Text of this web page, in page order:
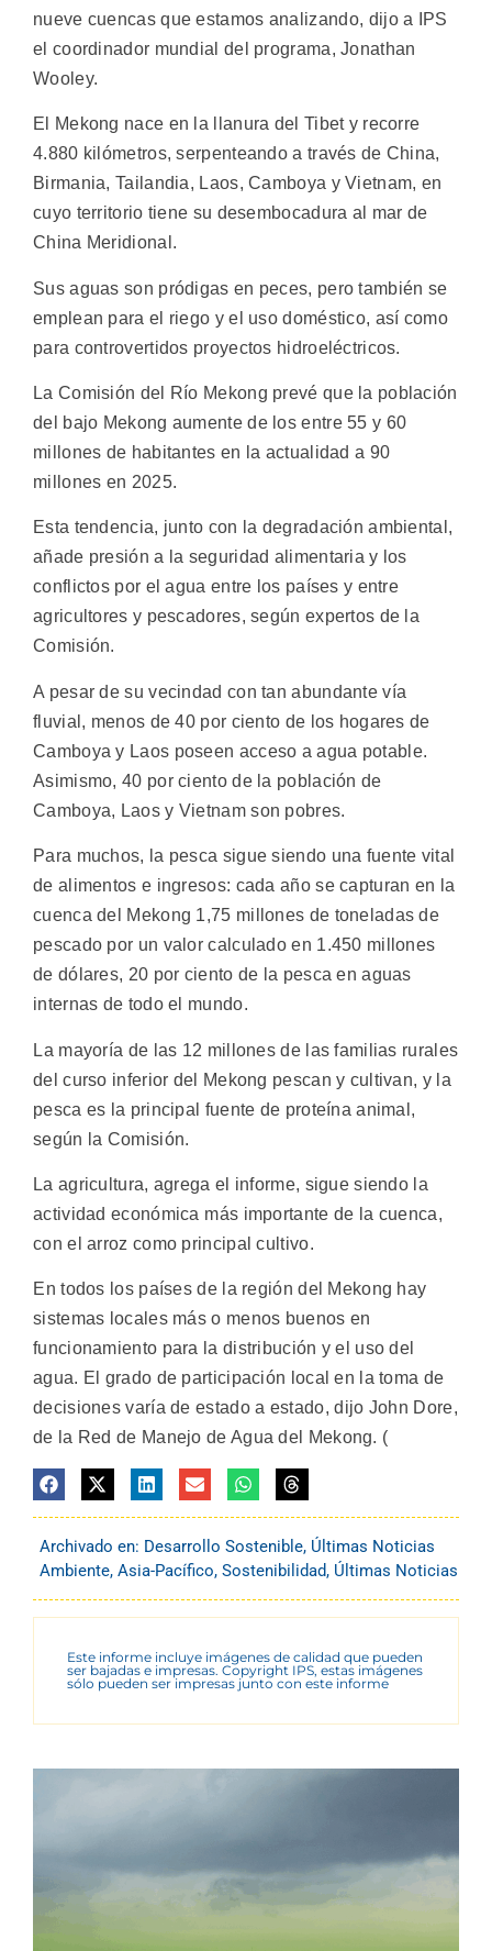
nueve cuencas que estamos analizando, dijo a IPS
el coordinador mundial del programa, Jonathan
Wooley.
El Mekong nace en la llanura del Tibet y recorre
4.880 kilómetros, serpenteando a través de China,
Birmania, Tailandia, Laos, Camboya y Vietnam, en
cuyo territorio tiene su desembocadura al mar de
China Meridional.
Sus aguas son pródigas en peces, pero también se
emplean para el riego y el uso doméstico, así como
para controvertidos proyectos hidroeléctricos.
La Comisión del Río Mekong prevé que la población
del bajo Mekong aumente de los entre 55 y 60
millones de habitantes en la actualidad a 90
millones en 2025.
Esta tendencia, junto con la degradación ambiental,
añade presión a la seguridad alimentaria y los
conflictos por el agua entre los países y entre
agricultores y pescadores, según expertos de la
Comisión.
A pesar de su vecindad con tan abundante vía
fluvial, menos de 40 por ciento de los hogares de
Camboya y Laos poseen acceso a agua potable.
Asimismo, 40 por ciento de la población de
Camboya, Laos y Vietnam son pobres.
Para muchos, la pesca sigue siendo una fuente vital
de alimentos e ingresos: cada año se capturan en la
cuenca del Mekong 1,75 millones de toneladas de
pescado por un valor calculado en 1.450 millones
de dólares, 20 por ciento de la pesca en aguas
internas de todo el mundo.
La mayoría de las 12 millones de las familias rurales
del curso inferior del Mekong pescan y cultivan, y la
pesca es la principal fuente de proteína animal,
según la Comisión.
La agricultura, agrega el informe, sigue siendo la
actividad económica más importante de la cuenca,
con el arroz como principal cultivo.
En todos los países de la región del Mekong hay
sistemas locales más o menos buenos en
funcionamiento para la distribución y el uso del
agua. El grado de participación local en la toma de
decisiones varía de estado a estado, dijo John Dore,
de la Red de Manejo de Agua del Mekong. (
Archivado en: Desarrollo Sostenible, Últimas Noticias
Ambiente, Asia-Pacífico, Sostenibilidad, Últimas Noticias
Este informe incluye imágenes de calidad que pueden
ser bajadas e impresas. Copyright IPS, estas imágenes
sólo pueden ser impresas junto con este informe